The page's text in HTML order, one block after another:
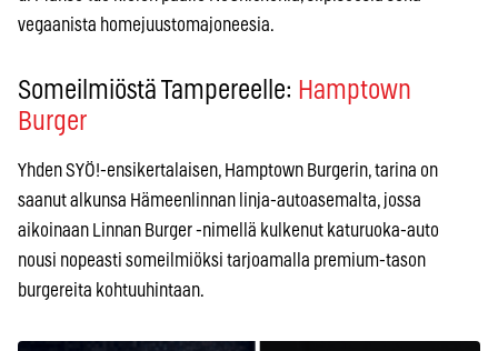
vegaanista homejuustomajoneesia.
Someilmiöstä Tampereelle: Hamptown
Burger
Yhden SYÖ!-ensikertalaisen, Hamptown Burgerin, tarina on
saanut alkunsa Hämeenlinnan linja-autoasemalta, jossa
aikoinaan Linnan Burger -nimellä kulkenut katuruoka-auto
nousi nopeasti someilmiöksi tarjoamalla premium-tason
burgereita kohtuuhintaan.